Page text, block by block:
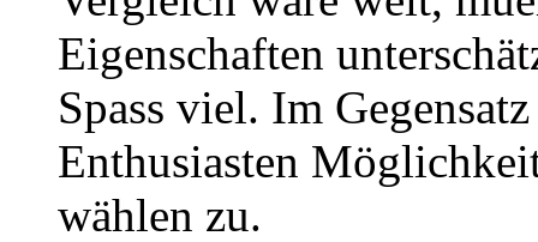
Eigenschaften
Spass viel. Im
Enthusiasten
wählen zu.